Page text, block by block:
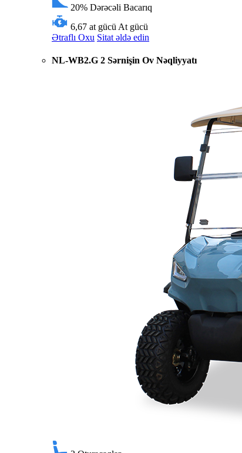
20% Dərəcəli Bacarıq
6,67 at gücü At gücü
Ətraflı Oxu Sitat əldə edin
NL-WB2.G 2 Sərnişin Ov Nəqliyyatı